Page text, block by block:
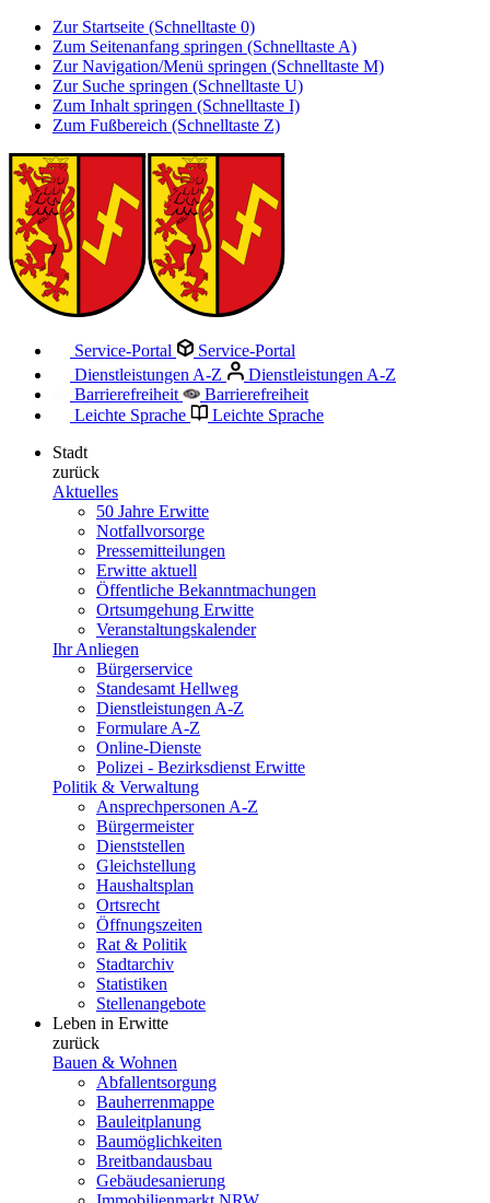
Zur Startseite (Schnelltaste 0)
Zum Seitenanfang springen (Schnelltaste A)
Zur Navigation/Menü springen (Schnelltaste M)
Zur Suche springen (Schnelltaste U)
Zum Inhalt springen (Schnelltaste I)
Zum Fußbereich (Schnelltaste Z)
Service-Portal
Service-Portal
Dienstleistungen A-Z
Dienstleistungen A-Z
Barrierefreiheit
Barrierefreiheit
Leichte Sprache
Leichte Sprache
Stadt
zurück
Aktuelles
50 Jahre Erwitte
Notfallvorsorge
Pressemitteilungen
Erwitte aktuell
Öffentliche Bekanntmachungen
Ortsumgehung Erwitte
Veranstaltungskalender
Ihr Anliegen
Bürgerservice
Standesamt Hellweg
Dienstleistungen A-Z
Formulare A-Z
Online-Dienste
Polizei - Bezirksdienst Erwitte
Politik & Verwaltung
Ansprechpersonen A-Z
Bürgermeister
Dienststellen
Gleichstellung
Haushaltsplan
Ortsrecht
Öffnungszeiten
Rat & Politik
Stadtarchiv
Statistiken
Stellenangebote
Leben in Erwitte
zurück
Bauen & Wohnen
Abfallentsorgung
Bauherrenmappe
Bauleitplanung
Baumöglichkeiten
Breitbandausbau
Gebäudesanierung